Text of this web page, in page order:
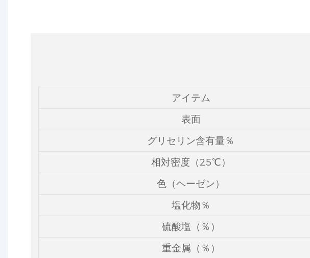
アイテム
表面
グリセリン含有量％
相対密度（25℃）
色（ヘーゼン）
塩化物％
硫酸塩（％）
重金属（％）